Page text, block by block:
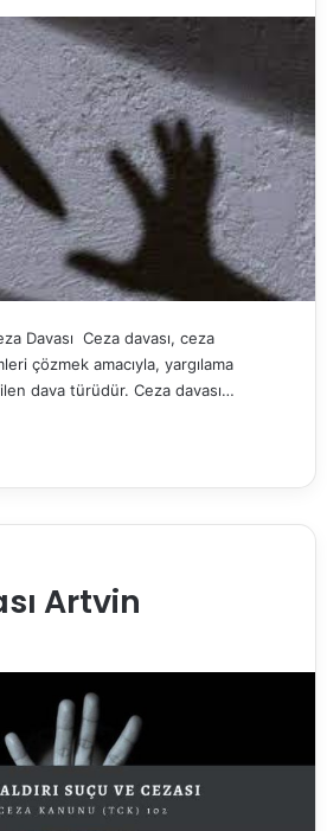
Davası Ceza davası, ceza
çözmek amacıyla, yargılama
dava türüdür. Ceza davası…
Artvin